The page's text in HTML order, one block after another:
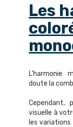
Les
L'harmonie
doute la
Cependant,
visuelle à
les